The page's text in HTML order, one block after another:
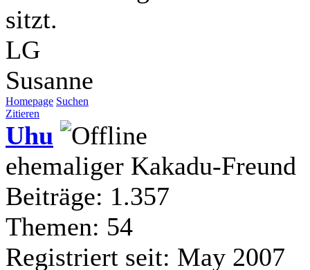
sitzt.
LG
Susanne
Homepage Suchen
Zitieren
Uhu
ehemaliger Kakadu-Freund
Beiträge: 1.357
Themen: 54
Registriert seit: May 2007